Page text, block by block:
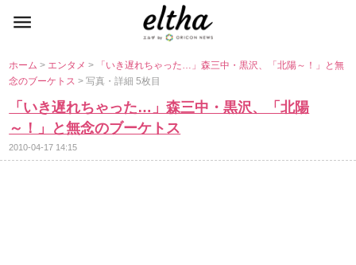
ホーム> エンタメ>
「いき遅れちゃった…」森三中・黒沢、「北陽～！」と無
念のブーケトス> 写真・詳細 5枚目
「いき遅れちゃった…」森三中・黒沢、「北陽
～！」と無念のブーケトス
2010-04-17 14:15